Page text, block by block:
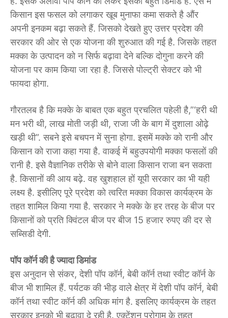
किसान इस फसल को लगाकर खूब मुनाफा कमा सकते है औंर
अपनी इनकम बढ़ा सकते हैं.​ जिसको देखते हुए उत्तर प्रदेश की
सरकार की ओर से एक योजना की शुरुआत की गई है. जिसके तहत
मक्का के उत्पादन को न सिर्फ बढ़ावा देने बल्कि दोगुना करने की
योजना पर काम किया जा रहा है. जिससे पोल्ट्री सेक्टर को भी
फायदा होगा.
गौरतलब है कि मक्के के बाबत एक बहुत प्रचलित पहेली है,”‘हरी थी
मन भरी थी, लाख मोती जड़ी थी, राजा जी के बाग में दुशाला ओढ़े
खड़ी थी”. सबने इसे बचपन में सुना होगा. इसमें मक्के को रानी और
किसान को राजा कहा गया है. वाकई में बहुउपयोगी मक्का फसलों की
रानी है. इसे वैज्ञानिक तरीके से बोने वाला किसान राजा बन सकता
है. किसानों की आय बढ़े. वह खुशहाल हों यूपी सरकार का भी यही
लक्ष्य है. इसीलिए पूरे प्रदेश को त्वरित मक्का विकास कार्यक्रम के
तहत शामिल किया गया है. सरकार ने मक्के के हर तरह के बीज पर
किसानों को प्रति क्विंटल बीज पर बीज 15 हजार रुपए की दर से
सब्सिडी देगी.
पॉप कॉर्न की है ज्यादा डिमांड
इस अनुदान से संकर, देशी पॉप कॉर्न, बेबी कॉर्न तथा स्वीट कॉर्न के
बीज भी शामिल हैं. पर्यटक की भीड़ वाले क्षेत्र में देशी पॉप कॉर्न, बेबी
कॉर्न तथा स्वीट कॉर्न की अधिक मांग है. इसलिए कार्यक्रम के तहत
सरकार इनको भी बढ़ावा दे रही है. एक्टेंशन प्रोगाम के तहत